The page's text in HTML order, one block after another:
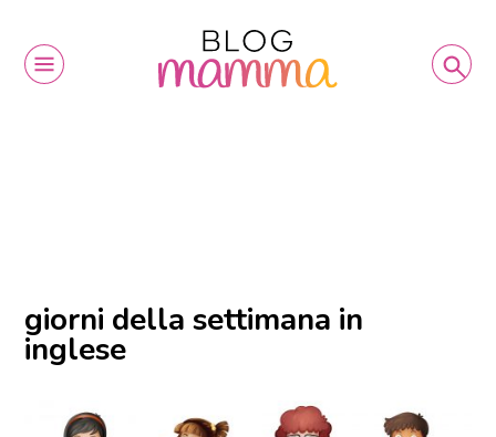
giorni della settimana in
inglese